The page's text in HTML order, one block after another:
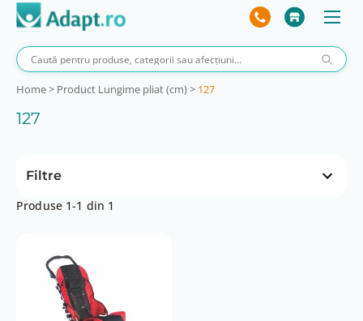
Home> Product Lungime pliat (cm)> 127
127
Filtre
8126 lei
8126 lei
Inaltime pliat (cm)
Produse 1-1 din 1